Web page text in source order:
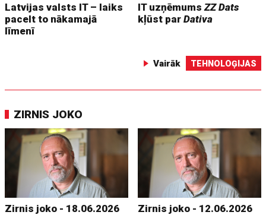
Latvijas valsts IT – laiks
pacelt to nākamajā
līmenī
IT uzņēmumsZZ Dats
kļūst parDativa
Vairāk TEHNOLOĢIJAS
ZIRNIS JOKO
Zirnis joko - 18.06.2026 Zirnis joko - 12.06.2026